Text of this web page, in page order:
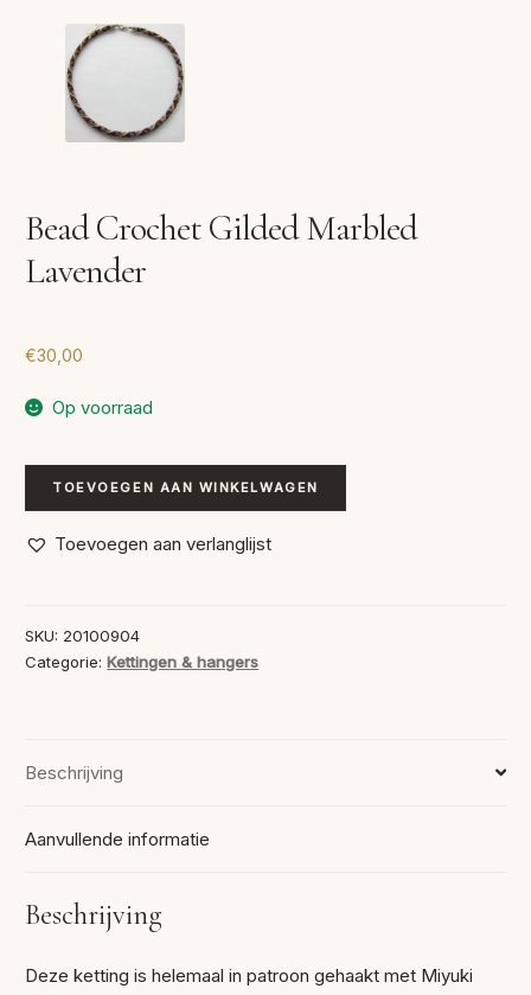
Bead Crochet Gilded Marbled
Lavender
€30,00
Op voorraad
Bead
Crochet
Gilded
aantal
TOEVOEGEN AAN WINKELWAGEN
Toevoegen aan verlanglijst
SKU: 20100904
Categorie:Kettingen & hangers
Beschrijving
Aanvullende informatie
Beschrijving
Deze ketting is helemaal in patroon gehaakt met Miyuki